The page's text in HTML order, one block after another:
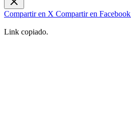
Compartir en X Compartir en Facebook
Link copiado.